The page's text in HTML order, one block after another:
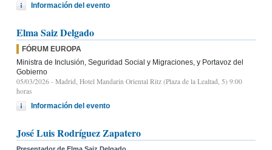
Información del evento
Elma Saiz Delgado
FÓRUM EUROPA
Ministra de Inclusión, Seguridad Social y Migraciones, y Portavoz del
Gobierno
05/03/2026 - Madrid, Hotel Mandarin Oriental Ritz (Plaza de la Lealtad, 5) 9:00
horas
Información del evento
José Luis Rodríguez Zapatero